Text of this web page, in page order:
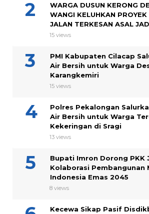
WARGA DUSUN KERONG
WANGI KELUHKAN PROYEK
JALAN TERKESAN ASAL
15 views
PMI Kabupaten Cilacap
Air Bersih untuk Warga
Karangkemiri
15 views
Polres Pekalongan
Air Bersih untuk Warga
Kekeringan di Sragi
13 views
Bupati Imron Dorong PKK
Kolaborasi Pembangunan
Indonesia Emas 2045
8 views
Kecewa Sikap Pasif